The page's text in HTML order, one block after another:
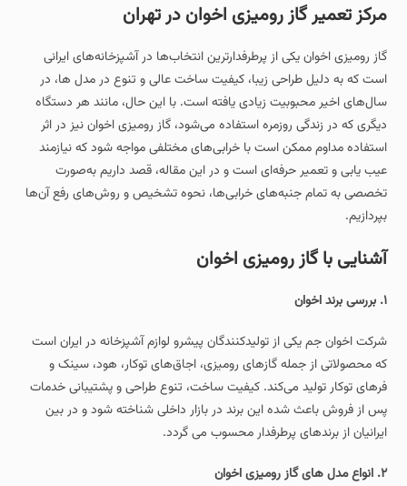
مرکز تعمیر گاز رومیزی اخوان در تهران
گاز رومیزی اخوان یکی از پرطرفدارترین انتخاب‌ها در آشپزخانه‌های ایرانی
است که به‌ دلیل طراحی زیبا، کیفیت ساخت عالی و تنوع در مدل ها، در
سال‌های اخیر محبوبیت زیادی یافته است. با این حال، مانند هر دستگاه
دیگری که در زندگی روزمره استفاده می‌شود، گاز رومیزی اخوان نیز در اثر
استفاده مداوم ممکن است با خرابی‌های مختلفی مواجه شود که نیازمند
عیب‌ یابی و تعمیر حرفه‌ای است و در این مقاله، قصد داریم به‌صورت
تخصصی به تمام جنبه‌های خرابی‌ها، نحوه تشخیص و روش‌های رفع آن‌ها
بپردازیم.
آشنایی با گاز رومیزی اخوان
۱. بررسی برند اخوان
شرکت اخوان جم یکی از تولیدکنندگان پیشرو لوازم آشپزخانه در ایران است
که محصولاتی از جمله گازهای رومیزی، اجاق‌های توکار، هود، سینک و
فرهای توکار تولید می‌کند. کیفیت ساخت، تنوع طراحی و پشتیبانی خدمات
پس از فروش باعث شده این برند در بازار داخلی شناخته شود و در بین
ایرانیان از برندهای پرطرفدار محسوب می گردد.
۲. انواع مدل‌ های گاز رومیزی اخوان